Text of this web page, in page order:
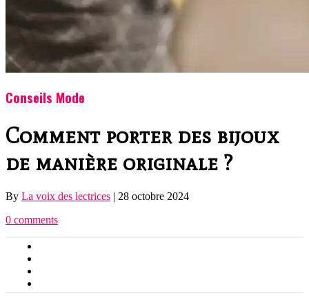
Conseils Mode
Comment porter des bijoux
de manière originale ?
By La voix des lectrices | 28 octobre 2024
0 comments